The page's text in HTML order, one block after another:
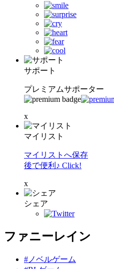
サポート
プレミアムサポーター
x
マイリスト
マイリストへ保存
後で便利♪ Click!
x
シェア
ファニーレイン
#ノベルゲーム